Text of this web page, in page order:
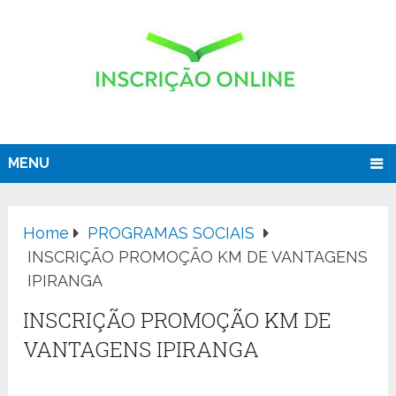
MENU
Home
PROGRAMAS SOCIAIS
INSCRIÇÃO PROMOÇÃO KM DE VANTAGENS
IPIRANGA
INSCRIÇÃO PROMOÇÃO KM DE
VANTAGENS IPIRANGA